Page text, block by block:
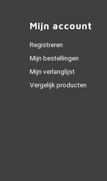
Mijn account
Registreren
Mijn bestellingen
Mijn verlanglijst
Vergelijk producten